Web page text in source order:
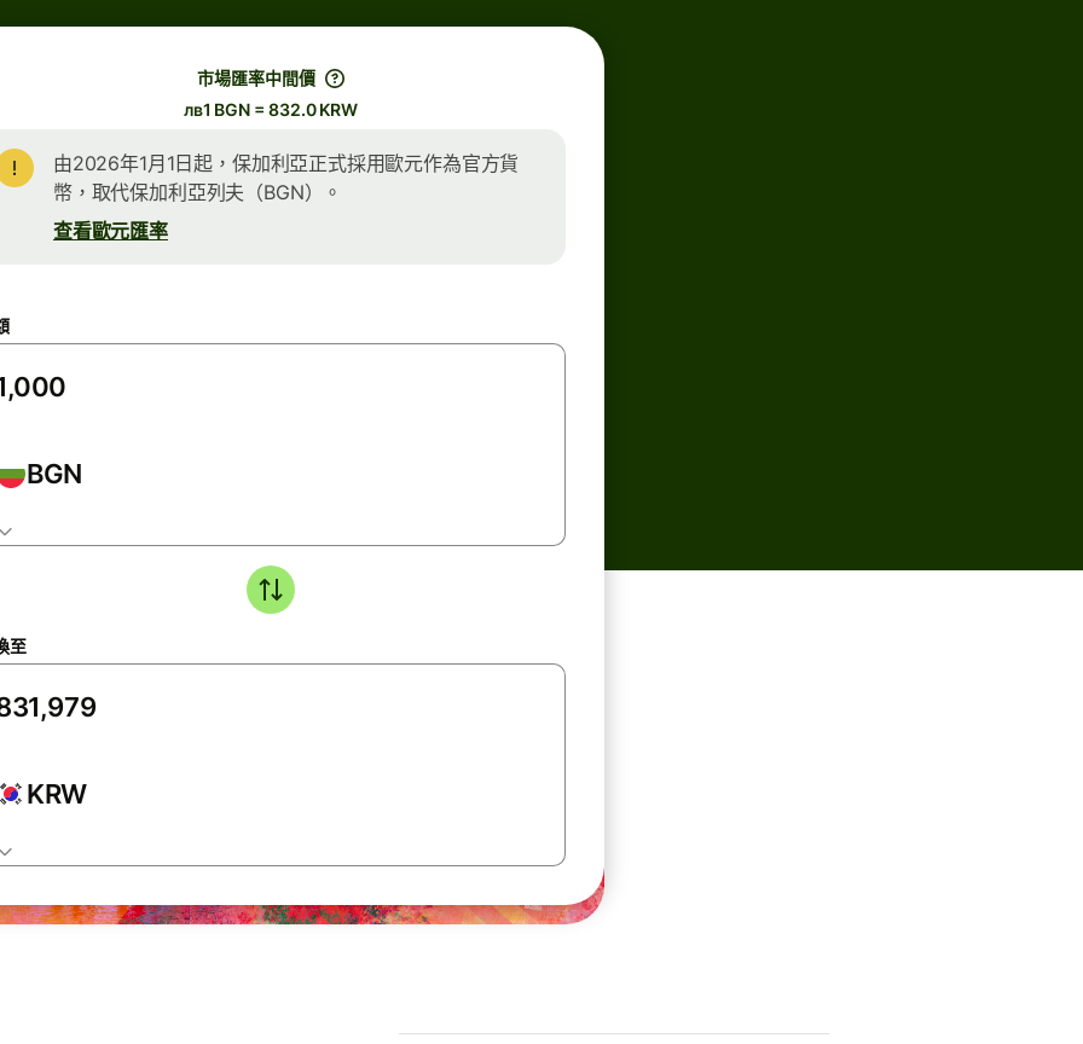
市場匯率中間價
лв1 BGN = 832.0 KRW
由2026年1月1日起，保加利亞正式採用歐元作為官方貨
幣，取代保加利亞列夫（BGN）。
查看歐元匯率
BGN
至
KRW